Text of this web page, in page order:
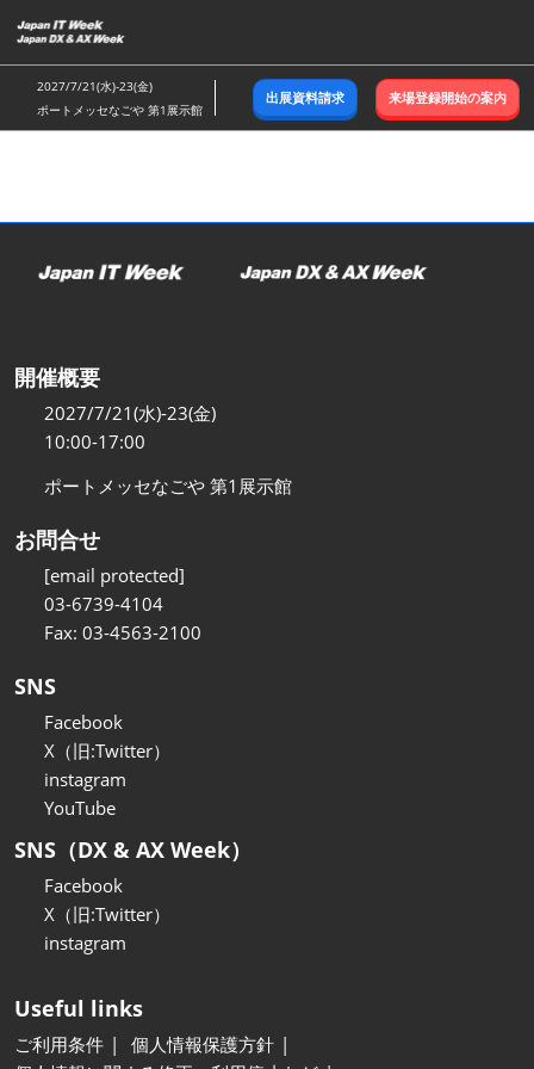
キ
ッ
し
む
2027/7/21(水)-23(金)
ポートメッセなごや 第1展示館
出展資料請求 来場登録開始の案内
開催概要
2027/7/21(水)-23(金)
10:00-17:00
ポートメッセなごや 第1展示館
お問合せ
[email protected]
03-6739-4104
Fax: 03-4563-2100
SNS
Facebook
X（旧:Twitter）
instagram
YouTube
SNS（DX & AX Week）
Facebook
X（旧:Twitter）
instagram
Useful links
ご利用条件
個人情報保護方針